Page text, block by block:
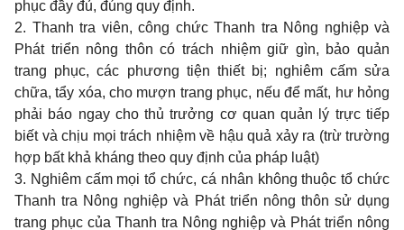
phục đầy đủ, đúng quy định.
2. Thanh tra viên, công chức Thanh tra Nông nghiệp và
Phát triển nông thôn có trách nhiệm giữ gìn, bảo quản
trang phục, các phương tiện thiết bị; nghiêm cấm sửa
chữa, tẩy xóa, cho mượn trang phục, nếu để mất, hư hỏng
phải báo ngay cho thủ trưởng cơ quan quản lý trực tiếp
biết và chịu mọi trách nhiệm về hậu quả xảy ra (trừ trường
hợp bất khả kháng theo quy định của pháp luật)
3. Nghiêm cấm mọi tổ chức, cá nhân không thuộc tổ chức
Thanh tra Nông nghiệp và Phát triển nông thôn sử dụng
trang phục của Thanh tra Nông nghiệp và Phát triển nông